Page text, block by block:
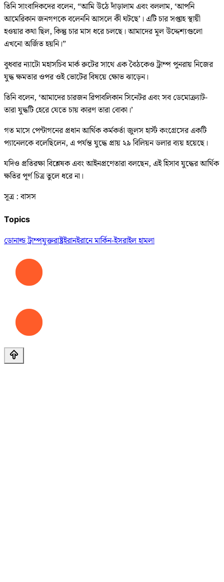
তিনি সাংবাদিকদের বলেন, “আমি উঠে দাঁড়ালাম এবং বললাম, ‘আপনি
আমেরিকান জনগণকে বলেননি আসলে কী ঘটছে’। এটি চার সপ্তাহ স্থায়ী
হওয়ার কথা ছিল, কিন্তু চার মাস ধরে চলছে। আমাদের মূল উদ্দেশ্যগুলো
এখনো অর্জিত হয়নি।”
বুধবার ন্যাটো মহাসচিব মার্ক রুটের সাথে এক বৈঠকেও ট্রাম্প পুনরায় নিজের
যুদ্ধ ক্ষমতার ওপর ওই ভোটের বিষয়ে ক্ষোভ ঝাড়েন।
তিনি বলেন, ‘আমাদের চারজন রিপাবলিকান সিনেটর এবং সব ডেমোক্র্যাট-
তারা যুদ্ধটি হেরে যেতে চায় কারণ তারা বোকা।’
গত মাসে পেন্টাগনের প্রধান আর্থিক কর্মকর্তা জুলস হার্স্ট কংগ্রেসের একটি
প্যানেলকে বলেছিলেন, এ পর্যন্ত যুদ্ধে প্রায় ২৯ বিলিয়ন ডলার ব্যয় হয়েছে।
যদিও প্রতিরক্ষা বিশ্লেষক এবং আইনপ্রণেতারা বলছেন, এই হিসাব যুদ্ধের আর্থিক
ক্ষতির পূর্ণ চিত্র তুলে ধরে না।
সূত্র : বাসস
Topics
ডোনাল্ড ট্রাম্পযুক্তরাষ্ট্রইরানইরানে মার্কিন-ইসরাইল হামলা